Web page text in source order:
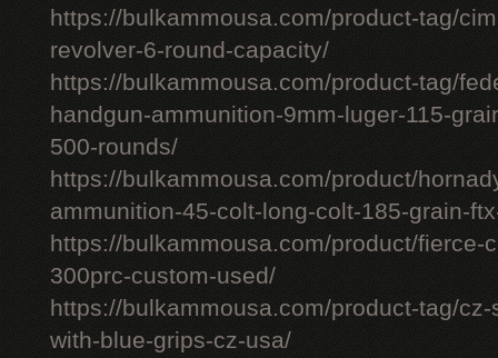
https://bulkammousa.com/product-tag/
revolver-6-round-capacity/
https://bulkammousa.com/product-tag/
handgun-ammunition-9mm-luger-115-
500-rounds/
https://bulkammousa.com/product/
ammunition-45-colt-long-colt-185-grain-
https://bulkammousa.com/product/fierce-
300prc-custom-used/
https://bulkammousa.com/product-tag/
with-blue-grips-cz-usa/